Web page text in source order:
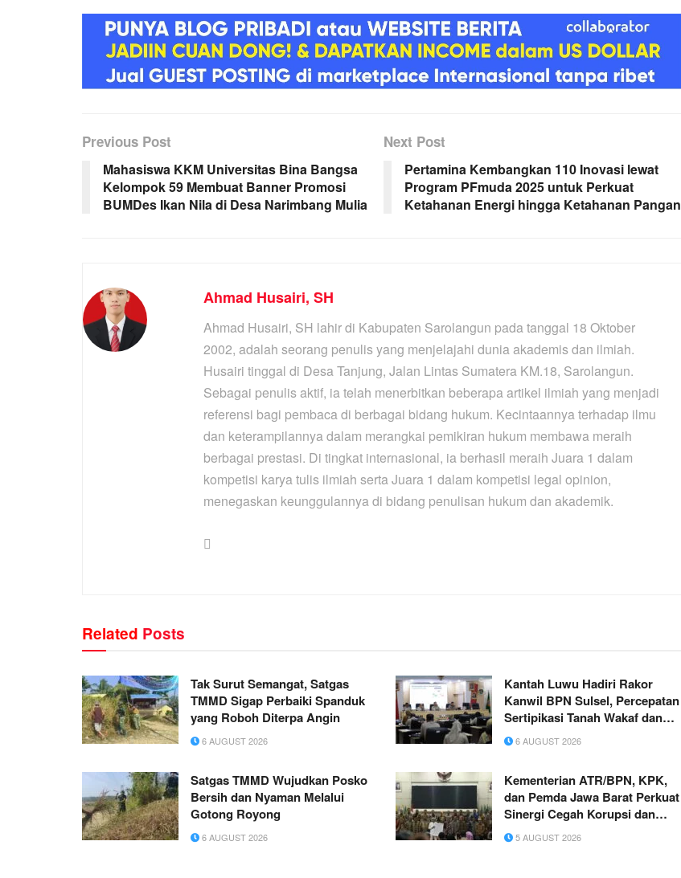
Previous Post
Mahasiswa KKM Universitas Bina Bangsa
Kelompok 59 Membuat Banner Promosi
BUMDes Ikan Nila di Desa Narimbang Mulia
Next Post
Pertamina Kembangkan 110 Inovasi lewat
Program PFmuda 2025 untuk Perkuat
Ketahanan Energi hingga Ketahanan Pangan
Ahmad Husairi, SH
Ahmad Husairi, SH lahir di Kabupaten Sarolangun pada tanggal 18 Oktober
2002, adalah seorang penulis yang menjelajahi dunia akademis dan ilmiah.
Husairi tinggal di Desa Tanjung, Jalan Lintas Sumatera KM.18, Sarolangun.
Sebagai penulis aktif, ia telah menerbitkan beberapa artikel ilmiah yang menjadi
referensi bagi pembaca di berbagai bidang hukum. Kecintaannya terhadap ilmu
dan keterampilannya dalam merangkai pemikiran hukum membawa meraih
berbagai prestasi. Di tingkat internasional, ia berhasil meraih Juara 1 dalam
kompetisi karya tulis ilmiah serta Juara 1 dalam kompetisi legal opinion,
menegaskan keunggulannya di bidang penulisan hukum dan akademik.
Related Posts
Tak Surut Semangat, Satgas
TMMD Sigap Perbaiki Spanduk
yang Roboh Diterpa Angin
6 AUGUST 2026
Kantah Luwu Hadiri Rakor
Kanwil BPN Sulsel, Percepatan
Sertipikasi Tanah Wakaf dan
MBR Jadi Prioritas
6 AUGUST 2026
Satgas TMMD Wujudkan Posko
Bersih dan Nyaman Melalui
Gotong Royong
6 AUGUST 2026
Kementerian ATR/BPN, KPK,
dan Pemda Jawa Barat Perkuat
Sinergi Cegah Korupsi dan
Dorong Ekonomi Daerah
5 AUGUST 2026